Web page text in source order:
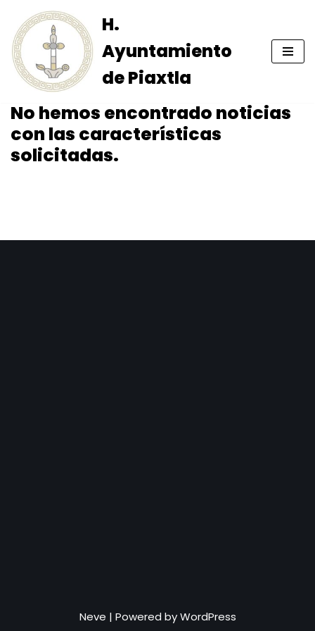
Skip
to
content
H.
Ayuntamiento
de Piaxtla
No hemos encontrado noticias
con las características
solicitadas.
Neve | Powered byWordPress